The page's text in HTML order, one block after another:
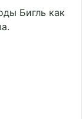
Бигль как